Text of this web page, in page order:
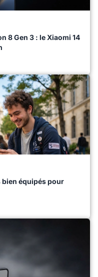
8 Gen 3 : le Xiaomi 14
bien équipés pour